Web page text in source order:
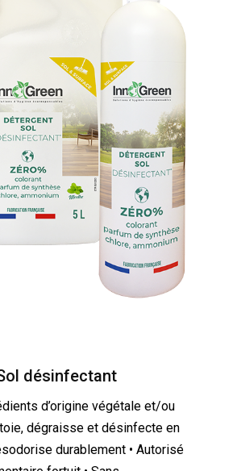
désinfectant
d’origine végétale et/ou
dégraisse et désinfecte en
durablement • Autorisé